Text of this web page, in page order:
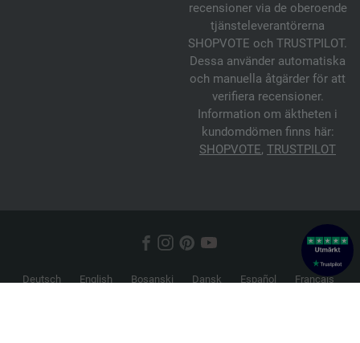
recensioner via de oberoende
tjänsteleverantörerna
SHOPVOTE och TRUSTPILOT.
Dessa använder automatiska
och manuella åtgärder för att
verifiera recensioner.
Information om äktheten i
kundomdömen finns här:
SHOPVOTE, TRUSTPILOT
Deutsch English Bosanski Dansk Español
Français